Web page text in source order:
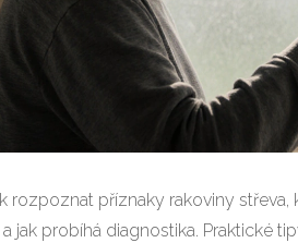
rozpoznat příznaky rakoviny
jak probíhá diagnostika. Praktické